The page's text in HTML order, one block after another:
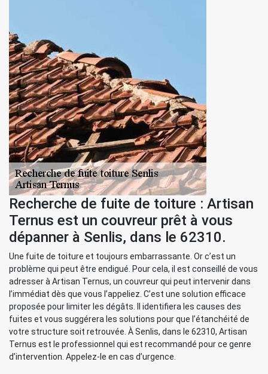
Recherche de fuite de toiture : Artisan
Ternus est un couvreur prêt à vous
dépanner à Senlis, dans le 62310.
Une fuite de toiture et toujours embarrassante. Or c’est un
problème qui peut être endigué. Pour cela, il est conseillé de vous
adresser à Artisan Ternus, un couvreur qui peut intervenir dans
l’immédiat dès que vous l’appeliez. C’est une solution efficace
proposée pour limiter les dégâts. Il identifiera les causes des
fuites et vous suggérera les solutions pour que l’étanchéité de
votre structure soit retrouvée. À Senlis, dans le 62310, Artisan
Ternus est le professionnel qui est recommandé pour ce genre
d’intervention. Appelez-le en cas d’urgence.